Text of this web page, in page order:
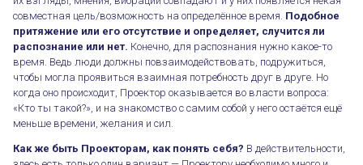
совместная цель/возможность на определённое время. Подобное
притяжение или его отсутствие и определяет, случится ли
распознание или нет. Конечно, для распознания нужно какое-то
время. Ведь люди должны повзаимодействовать, подружиться,
чтобы могла проявиться взаимная потребность друг в друге. Но
когда оно происходит, Проектор оказывается во власти вопроса:
«Кто ты такой?», и на знакомство с самим собой у него остаётся ещё
меньше времени, желания и сил.
Как же быть Проекторам, как понять себя? В действительности,